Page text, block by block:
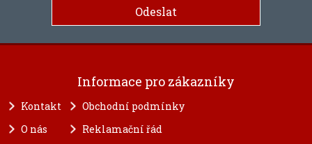
Informace pro zákazníky
Kontakt
O nás
Obchodní podmínky
Reklamační řád